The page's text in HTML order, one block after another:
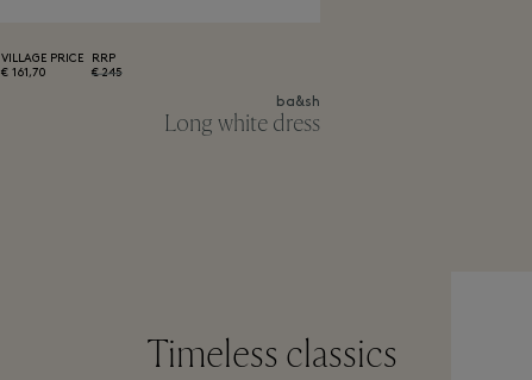
VILLAGE PRICE
161,70 €
RRP
245 €
ba&sh
Long white dress
Timeless classics